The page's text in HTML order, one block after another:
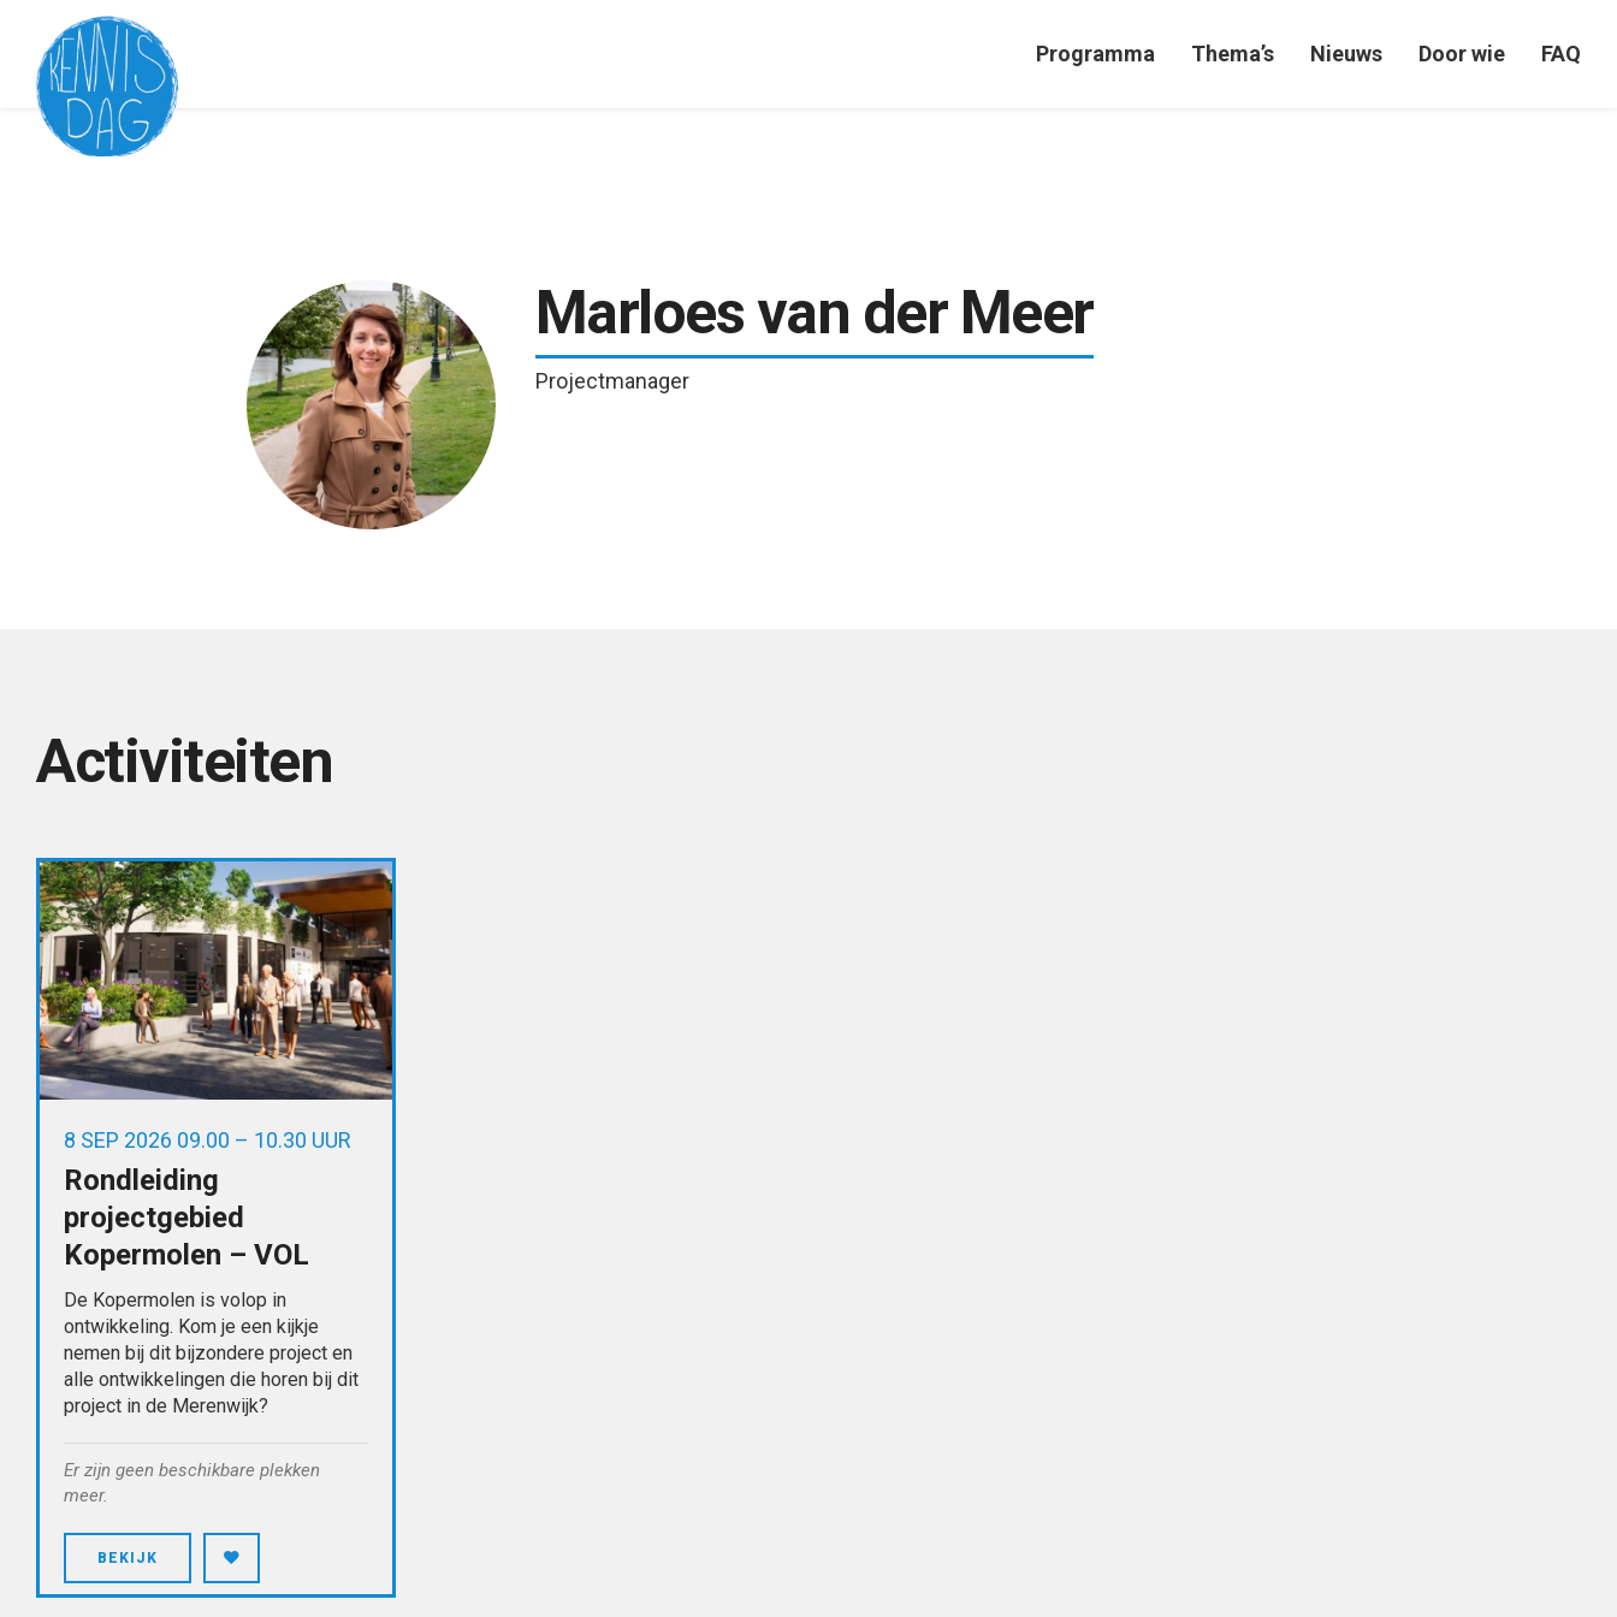
Programma Thema’s Nieuws Door wie FAQ
Marloes van der Meer
Projectmanager
Activiteiten
8 SEP 2026 09.00 – 10.30 UUR
Rondleiding
projectgebied
Kopermolen – VOL
De Kopermolen is volop in
ontwikkeling. Kom je een kijkje
nemen bij dit bijzondere project en
alle ontwikkelingen die horen bij dit
project in de Merenwijk?
Er zijn geen beschikbare plekken
meer.
BEKIJK